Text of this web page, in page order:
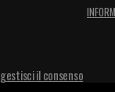
gestisci il consenso